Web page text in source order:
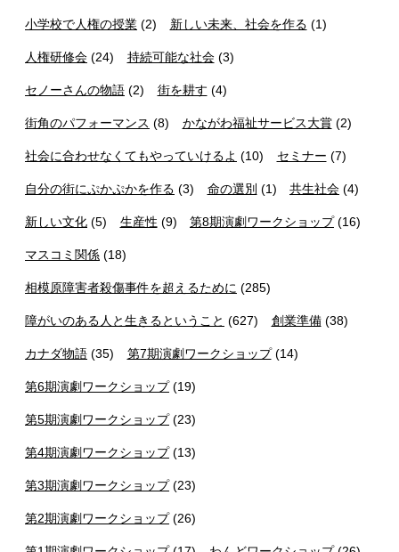
小学校で人権の授業 (2) 新しい未来、社会を作る (1)
人権研修会 (24) 持続可能な社会(3)
セノーさんの物語 (2) 街を耕す (4)
街角のパフォーマンス (8) かながわ福祉サービス大賞(2)
社会に合わせなくてもやっていけるよ (10) セミナー (7)
自分の街にぷかぷかを作る (3) 命の選別 (1) 共生社会 (4)
新しい文化 (5) 生産性 (9) 第8期演劇ワークショップ(16)
マスコミ関係 (18)
相模原障害者殺傷事件を超えるために (285)
障がいのある人と生きるということ (627) 創業準備(38)
カナダ物語 (35) 第7期演劇ワークショップ(14)
第6期演劇ワークショップ(19)
第5期演劇ワークショップ(23)
第4期演劇ワークショップ(13)
第3期演劇ワークショップ(23)
第2期演劇ワークショップ(26)